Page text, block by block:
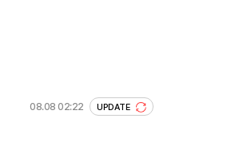
08.08 02:22 UPDATE